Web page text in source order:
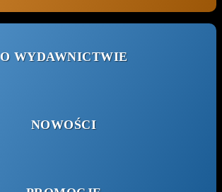
O WYDAWNICTWIE
NOWOŚCI